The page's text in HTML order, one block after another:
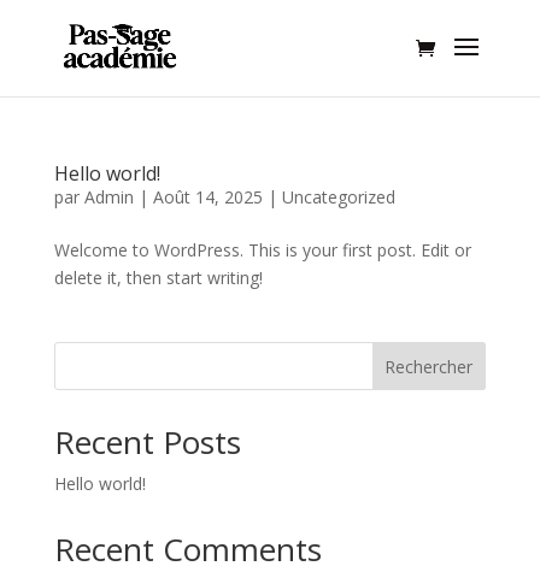
Hello world!
par Admin | Août 14, 2025 | Uncategorized
Welcome to WordPress. This is your first post. Edit or
delete it, then start writing!
Rechercher
Recent Posts
Hello world!
Recent Comments